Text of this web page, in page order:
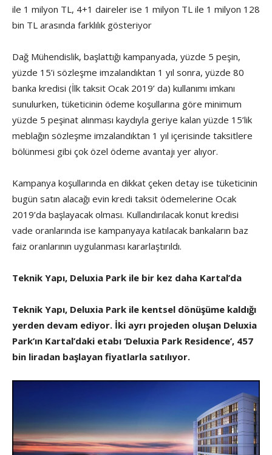
ile 1 milyon TL, 4+1 daireler ise 1 milyon TL ile 1 milyon 128
bin TL arasında farklılık gösteriyor
Dağ Mühendislik, başlattığı kampanyada, yüzde 5 peşin,
yüzde 15’i sözleşme imzalandıktan 1 yıl sonra, yüzde 80
banka kredisi (İlk taksit Ocak 2019’ da) kullanımı imkanı
sunulurken, tüketicinin ödeme koşullarına göre minimum
yüzde 5 peşinat alınması kaydıyla geriye kalan yüzde 15’lik
meblağın sözleşme imzalandıktan 1 yıl içerisinde taksitlere
bölünmesi gibi çok özel ödeme avantajı yer alıyor.
Kampanya koşullarında en dikkat çeken detay ise tüketicinin
bugün satın alacağı evin kredi taksit ödemelerine Ocak
2019’da başlayacak olması. Kullandırılacak konut kredisi
vade oranlarında ise kampanyaya katılacak bankaların baz
faiz oranlarının uygulanması kararlaştırıldı.
Teknik Yapı, Deluxia Park ile bir kez daha Kartal’da
Teknik Yapı, Deluxia Park ile kentsel dönüşüme kaldığı
yerden devam ediyor. İki ayrı projeden oluşan Deluxia
Park’ın Kartal’daki etabı ‘Deluxia Park Residence’, 457
bin liradan başlayan fiyatlarla satılıyor.